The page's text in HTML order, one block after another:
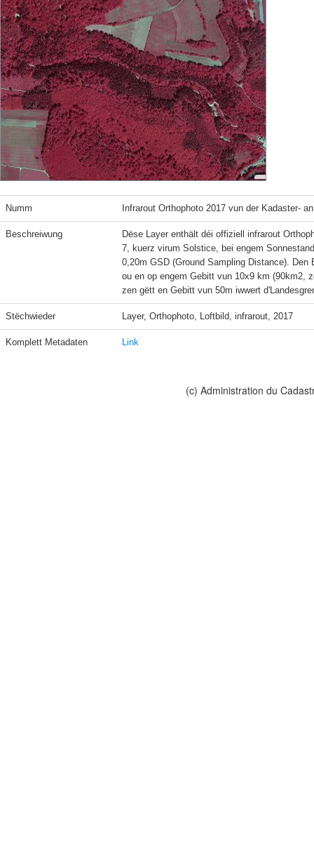
Numm Infrarout Orthophoto 2017 vun der Kadaster-
Beschreiwung
Dëse Layer enthält déi offiziell infrarout
7, kuerz virum Solstice, bei engem
0,20m GSD (Ground Sampling Distance).
ou en op engem Gebitt vun 10x9 km (90km2,
zen gëtt en Gebitt vun 50m iwwert
Stëchwieder Layer, Orthophoto, Loftbild, infrarout, 2017
Komplett Metadaten Link
(c) Administration du